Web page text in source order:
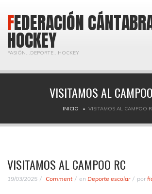
FEDERACIÓN CÁNTABRA DE
HOCKEY
PASIÓN...DEPORTE...HOCKEY
VISITAMOS AL
INICIO VISITAMOS AL CAMPOO
VISITAMOS AL CAMPOO RC
19/03/2025 Comment en Deporte escolar por